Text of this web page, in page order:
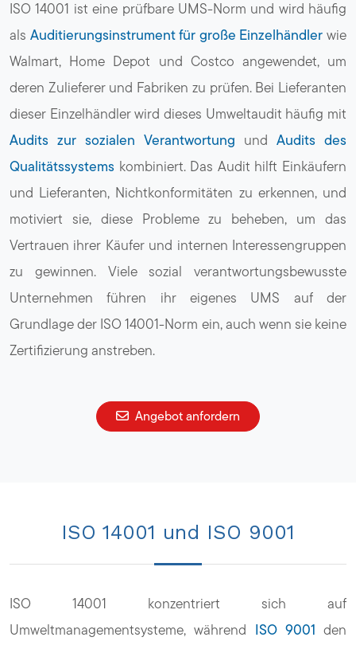
ISO 14001 ist eine prüfbare UMS-Norm und wird häufig
als Auditierungsinstrument für große Einzelhändler wie
Walmart, Home Depot und Costco angewendet, um
deren Zulieferer und Fabriken zu prüfen. Bei Lieferanten
dieser Einzelhändler wird dieses Umweltaudit häufig mit
Audits zur sozialen Verantwortung und Audits des
Qualitätssystems kombiniert. Das Audit hilft Einkäufern
und Lieferanten, Nichtkonformitäten zu erkennen, und
motiviert sie, diese Probleme zu beheben, um das
Vertrauen ihrer Käufer und internen Interessengruppen
zu gewinnen. Viele sozial verantwortungsbewusste
Unternehmen führen ihr eigenes UMS auf der
Grundlage der ISO 14001-Norm ein, auch wenn sie keine
Zertifizierung anstreben.
Angebot anfordern
ISO 14001 und ISO 9001
ISO 14001 konzentriert sich auf
Umweltmanagementsysteme, während ISO 9001 den